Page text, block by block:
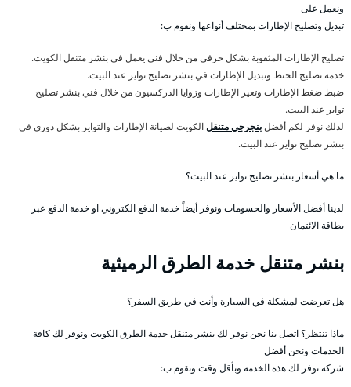
ونعمل على
تبديل وتصليح الإطارات بمختلف أنواعها ونقوم ب:
تصليح الإطارات المثقوبة بشكل حرفي من خلال فني يعمل في بنشر متنقل الكويت.
خدمة تصليح الجنط وتبديل الإطارات في بنشر تصليح تواير عند البيت.
ضبط ضغط الإطارات وتعير الإطارات وزوايا الدركسيون من خلال فني بنشر تصليح
تواير عند البيت.
لذلك نوفر لكم أفضلبنجرجي متنقلالكويت لصيانة الإطارات والتواير بشكل دوري في
بنشر تصليح تواير عند البيت.
ما هي أسعار بنشر تصليح تواير عند البيت؟
لدينا أفضل الأسعار والحسومات ونوفر أيضاً خدمة الدفع الكتروني او خدمة الدفع عبر
بطاقة الائتمان
بنشر متنقل خدمة الطرق الرميثية
هل تعرضت لمشكلة في السيارة وأنت في طريق السفر؟
ماذا تنتظر؟ اتصل بنا نحن نوفر لك بنشر متنقل خدمة الطرق الكويت ونوفر لك كافة
الخدمات ونحن أفضل
شركة توفر لك هذه الخدمة وبأقل وقت ونقوم ب: